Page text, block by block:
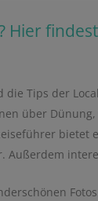
Hier
Tips der
über
bietet
Außerdem